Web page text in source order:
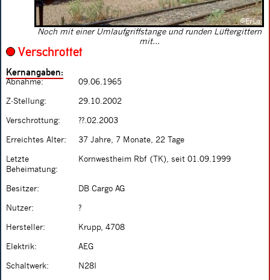
Noch mit einer Umlaufgriffstange und runden Lüftergittern
mit...
Verschrottet
Kernangaben:
Abnahme: 09.06.1965
Z-Stellung: 29.10.2002
Verschrottung: ??.02.2003
Erreichtes Alter: 37 Jahre, 7 Monate, 22 Tage
Letzte
Beheimatung:
Kornwestheim Rbf (TK), seit 01.09.1999
Besitzer: DB Cargo AG
Nutzer: ?
Hersteller: Krupp, 4708
Elektrik: AEG
Schaltwerk: N28I